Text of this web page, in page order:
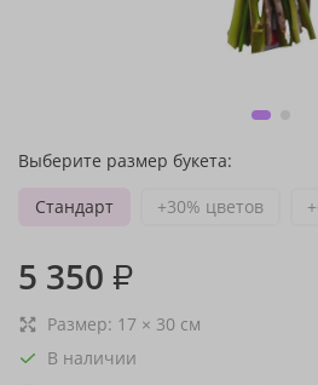
Выберите размер букета:
Стандарт
+30% цветов
5 350 ₽
Размер: 17 × 30 см
В наличии